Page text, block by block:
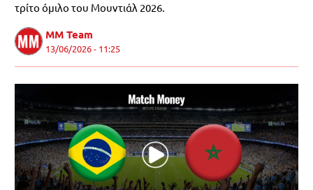
τρίτο όμιλο του Μουντιάλ 2026.
MM Team
13/06/2026 - 11:25